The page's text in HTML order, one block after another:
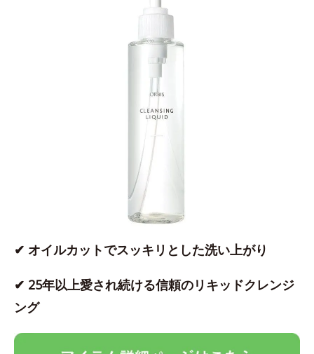
✔ オイルカットでスッキリとした洗い上がり
✔ 25年以上愛され続ける信頼のリキッドクレンジ
ング